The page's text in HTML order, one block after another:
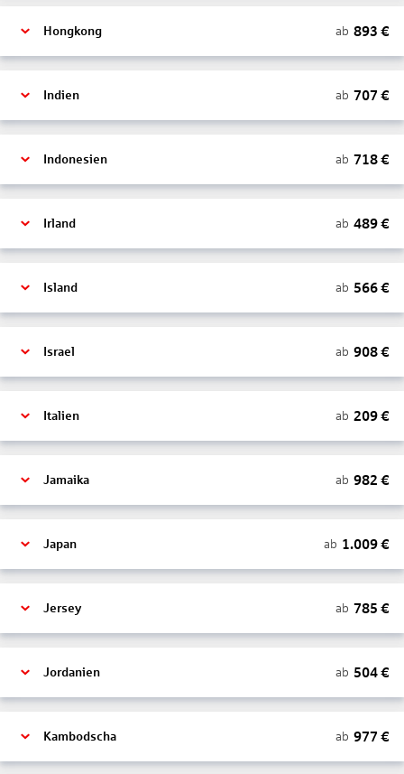
Hongkong ab 893 €
Indien ab 707 €
Indonesien ab 718€
Irland ab 489€
Island ab 566€
Israel ab 908€
Italien ab 209€
Jamaika ab 982 €
Japan ab 1.009€
Jersey ab 785 €
Jordanien ab 504€
Kambodscha ab 977 €